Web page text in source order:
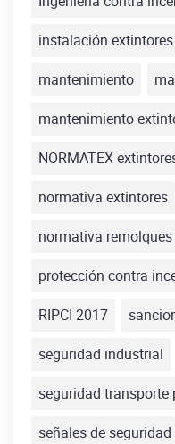
instalación
mantenimiento
mantenimiento
NORMATEX
normativa extintores
normativa
protección contra
RIPCI 2017
seguridad industrial
seguridad transporte
señales de seguridad